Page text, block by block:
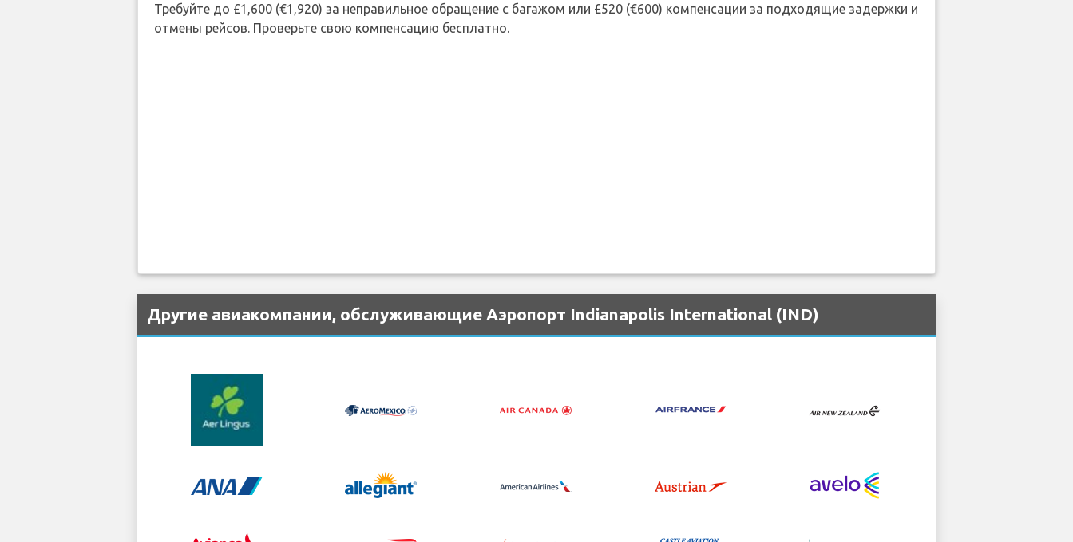
Требуйте до £1,600 (€1,920) за неправильное обращение с багажом или £520 (€600) компенсации за подходящие задержки и
отмены рейсов. Проверьте свою компенсацию бесплатно.
Другие авиакомпании, обслуживающие Аэропорт Indianapolis International (IND)